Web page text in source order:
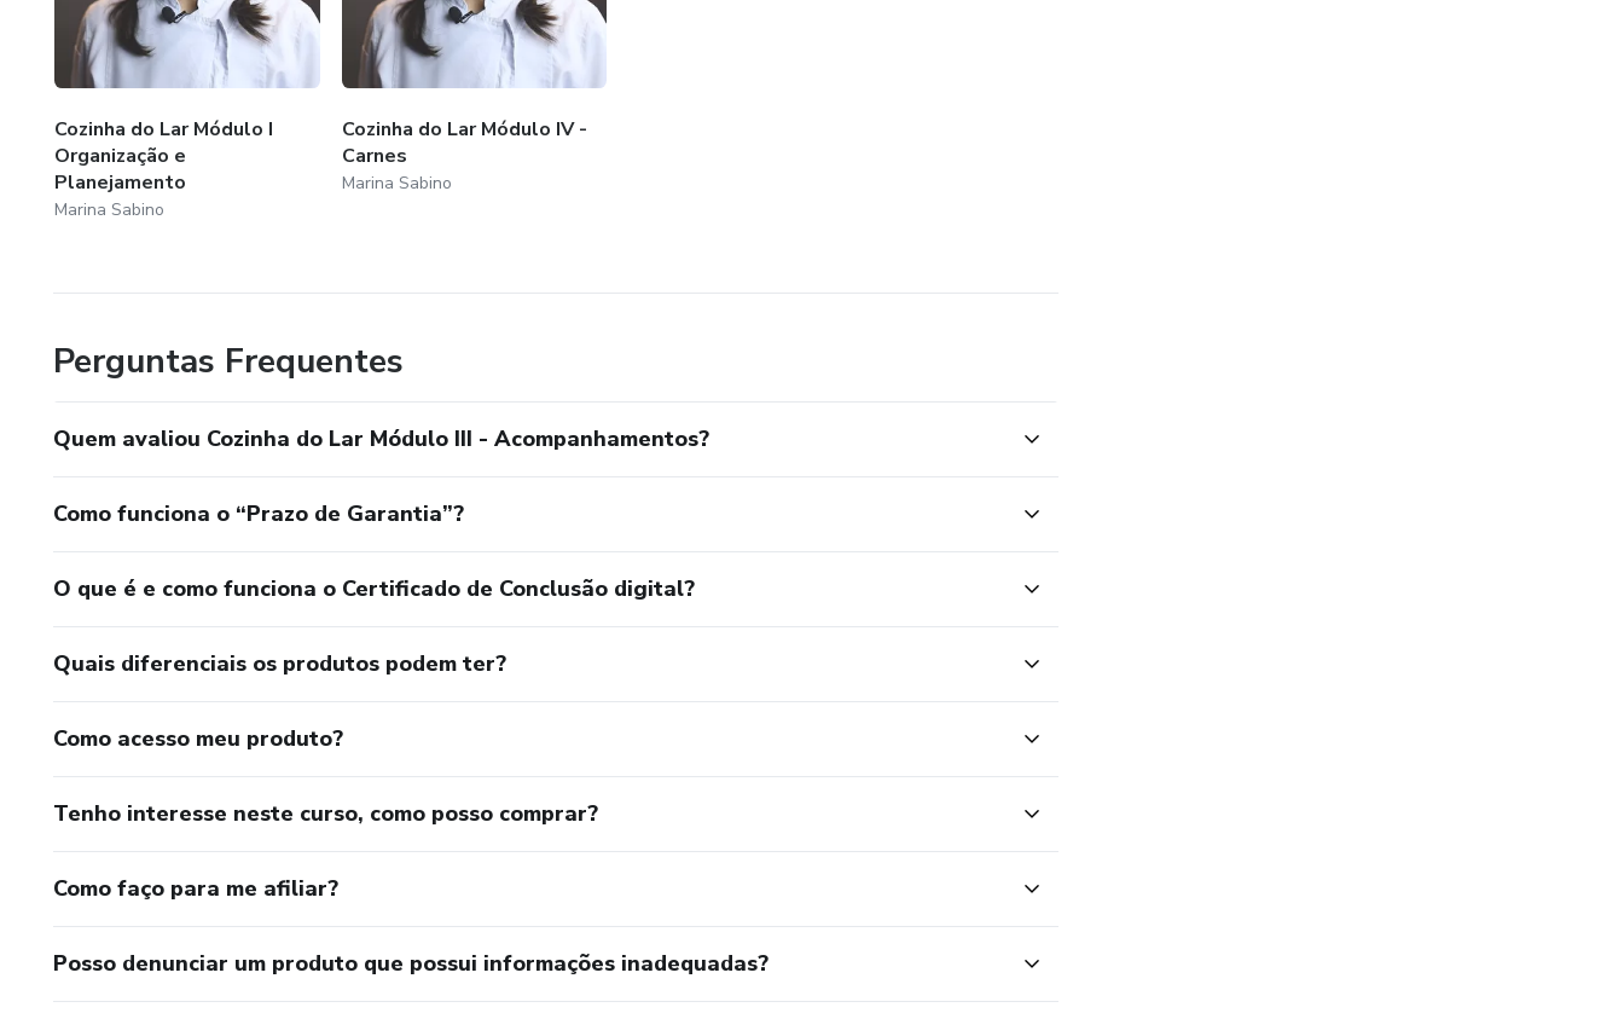
Cozinha do Lar Módulo I
Organização e
Planejamento
Marina Sabino
Cozinha do Lar Módulo IV -
Carnes
Marina Sabino
Perguntas Frequentes
Quem avaliou Cozinha do Lar Módulo III - Acompanhamentos?
Como funciona o “Prazo de Garantia”?
O que é e como funciona o Certificado de Conclusão digital?
Quais diferenciais os produtos podem ter?
Como acesso meu produto?
Tenho interesse neste curso, como posso comprar?
Como faço para me afiliar?
Posso denunciar um produto que possui informações inadequadas?